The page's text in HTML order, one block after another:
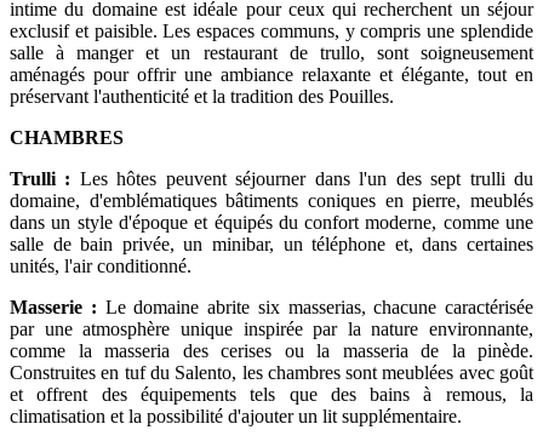
intime du domaine est idéale pour ceux qui recherchent un séjour
exclusif et paisible. Les espaces communs, y compris une splendide
salle à manger et un restaurant de trullo, sont soigneusement
aménagés pour offrir une ambiance relaxante et élégante, tout en
préservant l'authenticité et la tradition des Pouilles.
CHAMBRES
Trulli : Les hôtes peuvent séjourner dans l'un des sept trulli du
domaine, d'emblématiques bâtiments coniques en pierre, meublés
dans un style d'époque et équipés du confort moderne, comme une
salle de bain privée, un minibar, un téléphone et, dans certaines
unités, l'air conditionné.
Masserie : Le domaine abrite six masserias, chacune caractérisée
par une atmosphère unique inspirée par la nature environnante,
comme la masseria des cerises ou la masseria de la pinède.
Construites en tuf du Salento, les chambres sont meublées avec goût
et offrent des équipements tels que des bains à remous, la
climatisation et la possibilité d'ajouter un lit supplémentaire.